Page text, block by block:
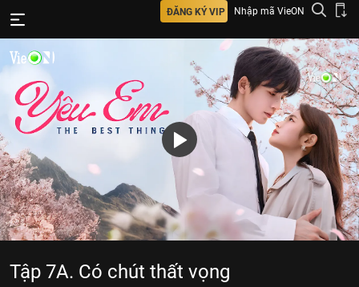
ĐĂNG KÝ VIP Nhập mã VieON
Tập 7A. Có chút thất vọng